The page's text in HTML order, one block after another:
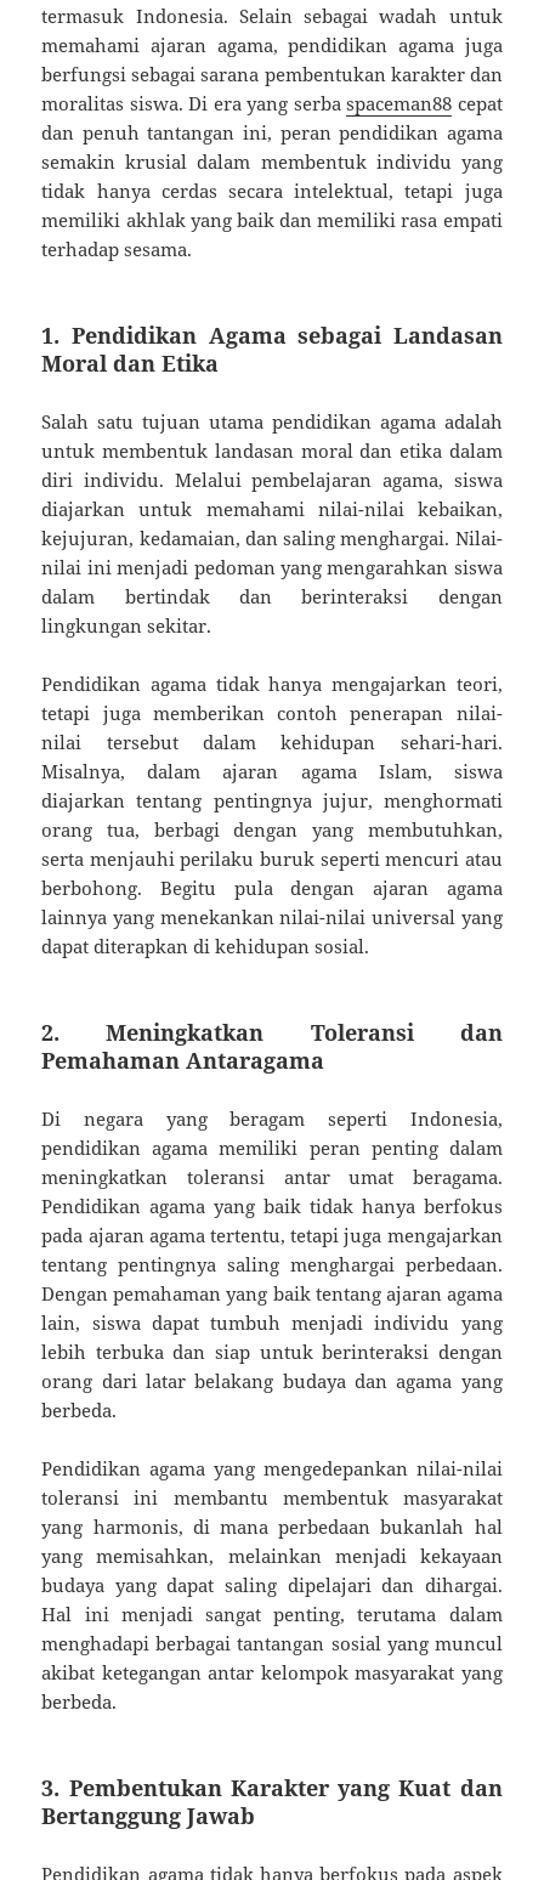
termasuk Indonesia. Selain sebagai wadah untuk
memahami ajaran agama, pendidikan agama juga
berfungsi sebagai sarana pembentukan karakter dan
moralitas siswa. Di era yang serbaspaceman88 cepat
dan penuh tantangan ini, peran pendidikan agama
semakin krusial dalam membentuk individu yang
tidak hanya cerdas secara intelektual, tetapi juga
memiliki akhlak yang baik dan memiliki rasa empati
terhadap sesama.
1. Pendidikan Agama sebagai Landasan
Moral dan Etika
Salah satu tujuan utama pendidikan agama adalah
untuk membentuk landasan moral dan etika dalam
diri individu. Melalui pembelajaran agama, siswa
diajarkan untuk memahami nilai-nilai kebaikan,
kejujuran, kedamaian, dan saling menghargai. Nilai-
nilai ini menjadi pedoman yang mengarahkan siswa
dalam bertindak dan berinteraksi dengan
lingkungan sekitar.
Pendidikan agama tidak hanya mengajarkan teori,
tetapi juga memberikan contoh penerapan nilai-
nilai tersebut dalam kehidupan sehari-hari.
Misalnya, dalam ajaran agama Islam, siswa
diajarkan tentang pentingnya jujur, menghormati
orang tua, berbagi dengan yang membutuhkan,
serta menjauhi perilaku buruk seperti mencuri atau
berbohong. Begitu pula dengan ajaran agama
lainnya yang menekankan nilai-nilai universal yang
dapat diterapkan di kehidupan sosial.
2. Meningkatkan Toleransi dan
Pemahaman Antaragama
Di negara yang beragam seperti Indonesia,
pendidikan agama memiliki peran penting dalam
meningkatkan toleransi antar umat beragama.
Pendidikan agama yang baik tidak hanya berfokus
pada ajaran agama tertentu, tetapi juga mengajarkan
tentang pentingnya saling menghargai perbedaan.
Dengan pemahaman yang baik tentang ajaran agama
lain, siswa dapat tumbuh menjadi individu yang
lebih terbuka dan siap untuk berinteraksi dengan
orang dari latar belakang budaya dan agama yang
berbeda.
Pendidikan agama yang mengedepankan nilai-nilai
toleransi ini membantu membentuk masyarakat
yang harmonis, di mana perbedaan bukanlah hal
yang memisahkan, melainkan menjadi kekayaan
budaya yang dapat saling dipelajari dan dihargai.
Hal ini menjadi sangat penting, terutama dalam
menghadapi berbagai tantangan sosial yang muncul
akibat ketegangan antar kelompok masyarakat yang
berbeda.
3. Pembentukan Karakter yang Kuat dan
Bertanggung Jawab
Pendidikan agama tidak hanya berfokus pada aspek